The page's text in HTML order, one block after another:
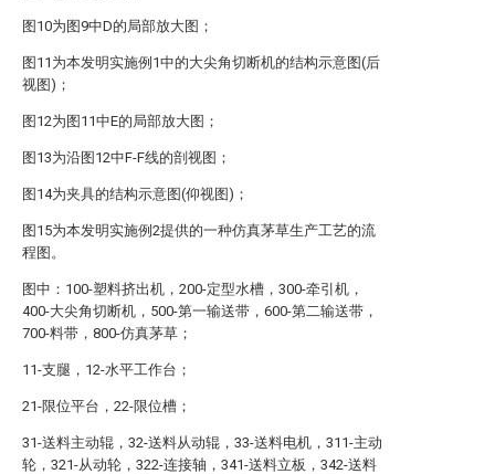
图10为图9中D的局部放大图；
图11为本发明实施例1中的大尖角切断机的结构示意图(后
视图)；
图12为图11中E的局部放大图；
图13为沿图12中F-F线的剖视图；
图14为夹具的结构示意图(仰视图)；
图15为本发明实施例2提供的一种仿真茅草生产工艺的流
程图。
图中：100-塑料挤出机，200-定型水槽，300-牵引机，
400-大尖角切断机，500-第一输送带，600-第二输送带，
700-料带，800-仿真茅草；
11-支腿，12-水平工作台；
21-限位平台，22-限位槽；
31-送料主动辊，32-送料从动辊，33-送料电机，311-主动
轮，321-从动轮，322-连接轴，341-送料立板，342-送料